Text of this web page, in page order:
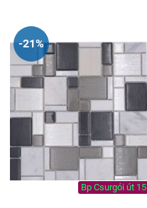
-21%
Bp Csurgói út 15